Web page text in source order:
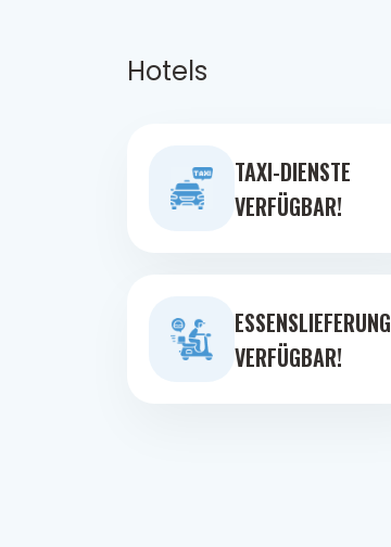
Hotels
TAXI-DIENSTE
VERFÜGBAR!
ESSENSLIEFERUNG
VERFÜGBAR!